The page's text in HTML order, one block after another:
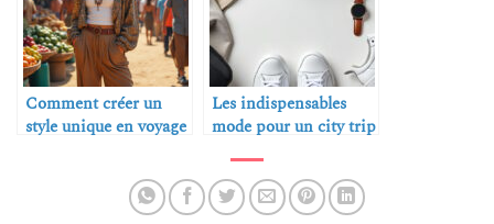
Comment créer un
style unique en voyage
Les indispensables
mode pour un city trip